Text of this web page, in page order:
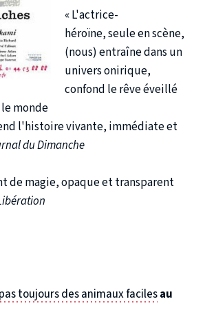
« L'actrice-
héroïne, seule en scène,
(nous) entraîne dans un
univers onirique,
confond le rêve éveillé
monde
l'histoire vivante, immédiate et
du Dimanche
de magie, opaque et transparent
toujours des animaux facilesau